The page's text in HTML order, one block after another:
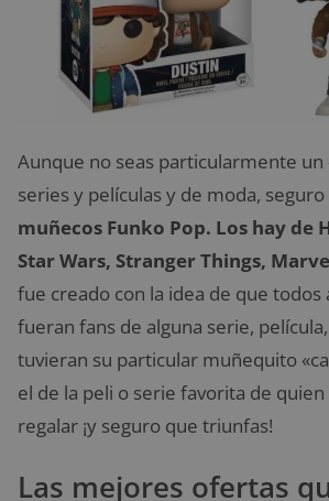
Aunque no seas particularmente un
series y películas y de moda,
muñecos Funko Pop. Los hay de
Star Wars, Stranger Things,
fue creado con la idea de que todos
fueran fans de alguna serie,
tuvieran su particular muñequito
el de la peli o serie favorita de
regalar ¡y seguro que triunfas!
Las mejores ofertas